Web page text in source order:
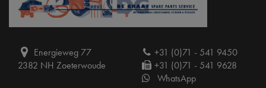
Energieweg 77
2382 NH Zoeterwoude
+31 (0)71 - 541 9450
+31 (0)71 - 541 9628
WhatsApp